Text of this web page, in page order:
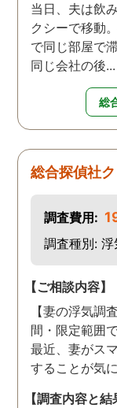
当日、夫は飲
クシーで移動
で同じ部屋で
同じ会社の後...
総
総合探偵社
調査費用:
調査種別: 浮
【ご相談内容】
【妻の浮気調
間・限定範囲
最近、妻がス
することが気
【調査内容と結